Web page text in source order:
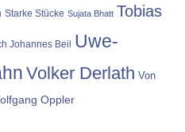
Starke Stücke Sujata Bhatt Tobias
Johannes Beil Uwe-
Volker Derlath Von
Oppler